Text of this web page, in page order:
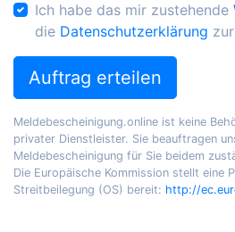
Ich habe das mir zustehende
die Datenschutzerklärung
Auftrag erteilen
Meldebescheinigung.online ist keine
privater Dienstleister. Sie beauftragen
Meldebescheinigung für Sie beidem
Die Europäische Kommission stellt eine
Streitbeilegung (OS) bereit: http://